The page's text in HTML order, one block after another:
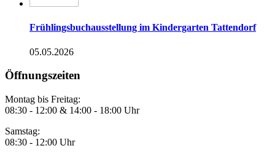
Frühlingsbuchausstellung im Kindergarten Tattendorf
05.05.2026
Öffnungszeiten
Montag bis Freitag:
08:30 - 12:00 & 14:00 - 18:00 Uhr
Samstag:
08:30 - 12:00 Uhr